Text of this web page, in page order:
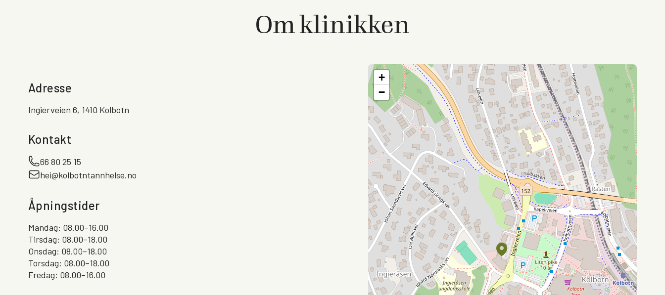
Om klinikken
Adresse
Ingierveien 6, 1410 Kolbotn
Kontakt
66 80 25 15
hei@kolbotntannhelse.no
Åpningstider
Mandag: 08.00–16.00
Tirsdag: 08.00–18.00
Onsdag: 08.00–18.00
Torsdag: 08.00–18.00
Fredag: 08.00–16.00
+
−